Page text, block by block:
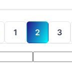
1 2 3